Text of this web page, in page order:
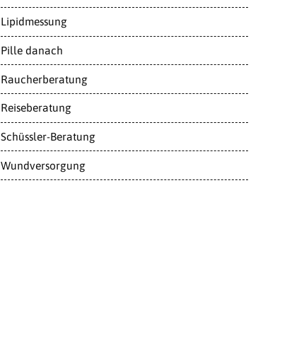
Lipidmessung
Pille danach
Raucherberatung
Reiseberatung
Schüssler-Beratung
Wundversorgung